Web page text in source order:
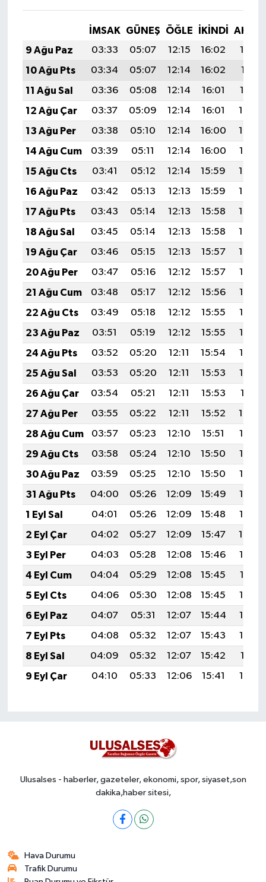
İMSAK GÜNEŞ ÖĞLE İKINDI
9 Ağu Paz
03:33 05:07 12:15 16:02
19:13
10 Ağu Pts
03:34 05:07 12:14 16:02
19:11
11 Ağu Sal
03:36 05:08 12:14 16:01
19:10
12 Ağu Çar
03:37 05:09 12:14 16:01
19:09
13 Ağu Per
03:38 05:10 12:14 16:00
19:08
14 Ağu Cum
03:39 05:11 12:14 16:00
19:07
15 Ağu Cts
03:41 05:12 12:14 15:59
19:05
16 Ağu Paz
03:42 05:13 12:13 15:59
19:04
17 Ağu Pts
03:43 05:14 12:13 15:58
19:03
18 Ağu Sal
03:45 05:14 12:13 15:58
19:02
19 Ağu Çar
03:46 05:15 12:13 15:57
19:00
20 Ağu Per
03:47 05:16 12:12 15:57
18:59
21 Ağu Cum
03:48 05:17 12:12 15:56
18:58
22 Ağu Cts
03:49 05:18 12:12 15:55
18:56
23 Ağu Paz
03:51 05:19 12:12 15:55
18:55
24 Ağu Pts
03:52 05:20 12:11 15:54
18:53
25 Ağu Sal
03:53 05:20 12:11 15:53
18:52
26 Ağu Çar
03:54 05:21 12:11 15:53
18:51
27 Ağu Per
03:55 05:22 12:11 15:52
18:49
28 Ağu Cum
03:57 05:23 12:10 15:51
18:48
29 Ağu Cts
03:58 05:24 12:10 15:50
18:46
30 Ağu Paz
03:59 05:25 12:10 15:50
18:45
31 Ağu Pts
04:00 05:26 12:09 15:49
18:43
1 Eyl Sal
04:01 05:26 12:09 15:48
18:42
2 Eyl Çar
04:02 05:27 12:09 15:47
18:40
3 Eyl Per
04:03 05:28 12:08 15:46
18:39
4 Eyl Cum
04:04 05:29 12:08 15:45
18:37
5 Eyl Cts
04:06 05:30 12:08 15:45
18:36
6 Eyl Paz
04:07 05:31 12:07 15:44
18:34
7 Eyl Pts
04:08 05:32 12:07 15:43
18:33
8 Eyl Sal
04:09 05:32 12:07 15:42
18:31
9 Eyl Çar
04:10 05:33 12:06 15:41 18:30
Ulusalses - haberler, gazeteler, ekonomi, spor, siyaset,son
dakika,haber sitesi,
Hava Durumu
Trafik Durumu